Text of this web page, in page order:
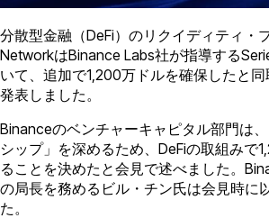
分散型金融（DeFi）のリクイディティ・
NetworkはBinance Labs社が指導する
いて、追加で1,200万ドルを確保したと
発表しました。
Binanceのベンチャーキャピタル部門は
シップ」を深めるため、DeFiの取組みで
ることを決めたと会見で述べました。
の局長を務めるビル・チン氏は会見時に
た。